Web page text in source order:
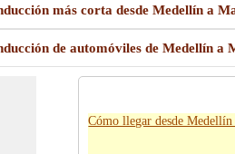
más corta desde Medellín a
de automóviles de Medellín a
Cómo llegar desde